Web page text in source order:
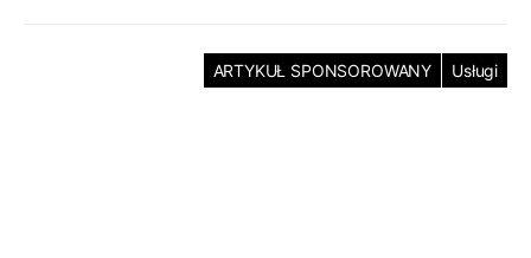
ARTYKUŁ SPONSOROWANY Usługi